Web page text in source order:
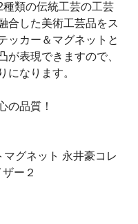
類の伝統工芸の工芸
合した美術工芸品をス
ッカー＆マグネットと
が表現できますので、
になります。
の品質！
グネット 永井豪コレ
ー２